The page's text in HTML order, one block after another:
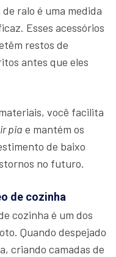
ralo é uma medida
Esses acessórios
restos de
antes que eles
você facilita
pia e mantém os
de baixo
no futuro.
de cozinha
cozinha é um dos
Quando despejado
criando camadas de